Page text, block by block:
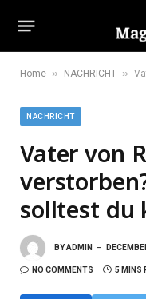
Home » NACHRICHT »
NACHRICHT
Vater von
solltest du
BYADMIN
NO COMMENTS 5 MINS